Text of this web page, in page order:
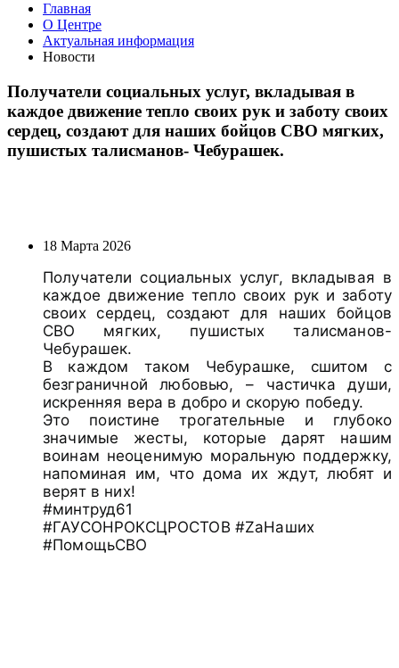
Главная
О Центре
Актуальная информация
Новости
Получатели социальных услуг, вкладывая в
каждое движение тепло своих рук и заботу своих
сердец, создают для наших бойцов СВО мягких,
пушистых талисманов- Чебурашек.
18 Марта 2026
Получатели социальных услуг, вкладывая в
каждое движение тепло своих рук и заботу
своих сердец, создают для наших бойцов
СВО мягких, пушистых талисманов-
Чебурашек.
В каждом таком Чебурашке, сшитом с
безграничной любовью, – частичка души,
искренняя вера в добро и скорую победу.
Это поистине трогательные и глубоко
значимые жесты, которые дарят нашим
воинам неоценимую моральную поддержку,
напоминая им, что дома их ждут, любят и
верят в них!
#минтруд61
#ГАУСОНРОКСЦРОСТОВ #ZаНаших
#ПомощьСВО